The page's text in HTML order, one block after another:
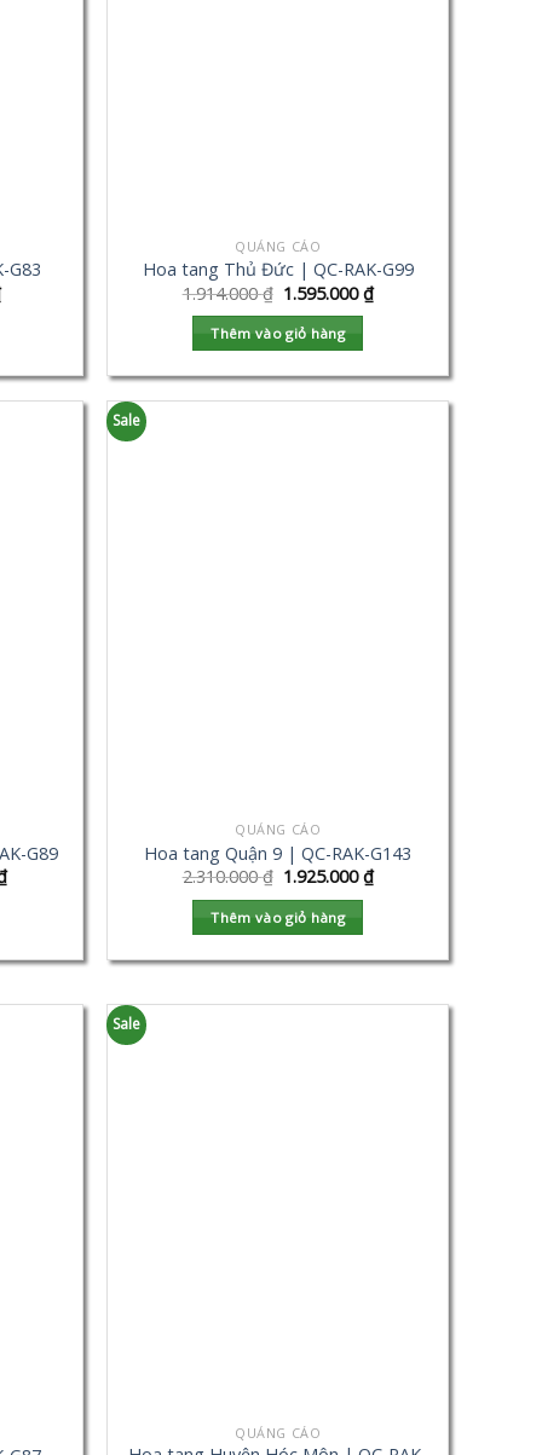
G83
QUẢNG CÁO
Hoa tang Thủ Đức | QC-RAK-G99
1.914.000₫ 1.595.000₫
Thêm vào giỏ hàng
G89
Sale
QUẢNG CÁO
Hoa tang Quận 9 | QC-RAK-G143
2.310.000₫ 1.925.000₫
Thêm vào giỏ hàng
Sale
QUẢNG CÁO